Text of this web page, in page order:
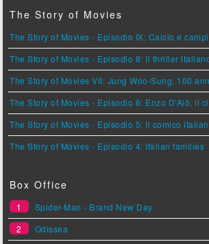
The Story of Movies
The Story of Movies - Episodio IX: Calcio e
The Story of Movies - Episodio 8: Il thriller
The Story of Movies VII: Jung Woo-Sung, 100
The Story of Movies - Episodio 6: Enzo D'Alò, il
The Story of Movies - Episodio 5: Il comico
The Story of Movies - Episodio 4: Italian families
Box Office
1
Spider-Man - Brand New Day
2
Odissea